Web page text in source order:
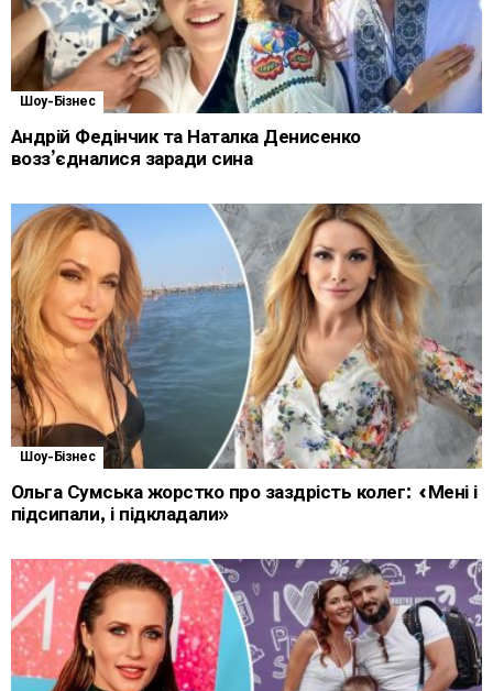
Шоу-Бізнес
Андрій Федінчик та Наталка Денисенко
возз’єдналися заради сина
Шоу-Бізнес
Ольга Сумська жорстко про заздрість колег: «Мені і
підсипали, і підкладали»